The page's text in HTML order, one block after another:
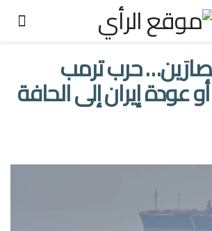
حرب ترمب
عودة إيران إلى الحافة